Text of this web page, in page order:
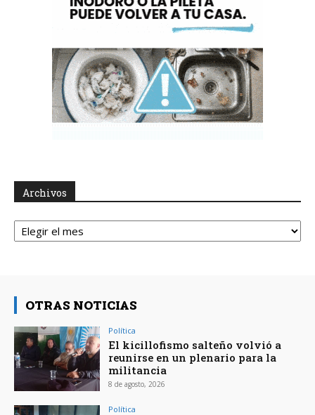
Archivos
Archivos
OTRAS NOTICIAS
Política
El kicillofismo salteño volvió a
reunirse en un plenario para la
militancia
8 de agosto, 2026
Política